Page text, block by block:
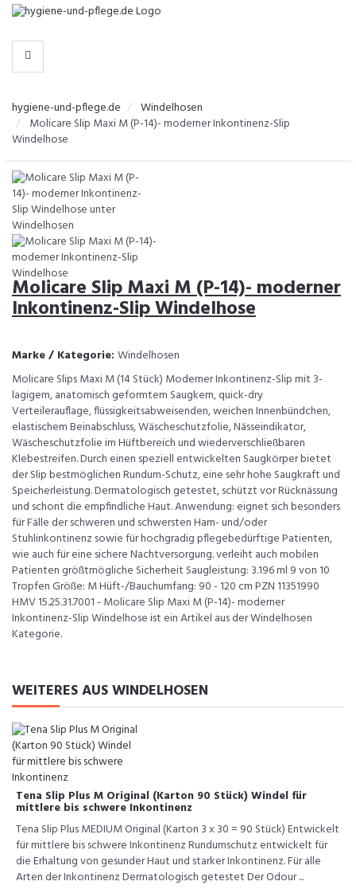
-
KATEGORIEN
hygiene-und-pflege.de
Windelhosen
Molicare Slip Maxi M (P-14)- moderner Inkontinenz-Slip
Windelhose
Molicare Slip Maxi M (P-14)- moderner
Inkontinenz-Slip Windelhose
Marke / Kategorie: Windelhosen
Molicare Slips Maxi M (14 Stück) Moderner Inkontinenz-Slip mit 3-
lagigem, anatomisch geformtem Saugkern, quick-dry
Verteilerauflage, flüssigkeitsabweisenden, weichen Innenbündchen,
elastischem Beinabschluss, Wäscheschutzfolie, Nässeindikator,
Wäscheschutzfolie im Hüftbereich und wiederverschließbaren
Klebestreifen. Durch einen speziell entwickelten Saugkörper bietet
der Slip bestmöglichen Rundum-Schutz, eine sehr hohe Saugkraft und
Speicherleistung. Dermatologisch getestet, schützt vor Rücknässung
und schont die empfindliche Haut. Anwendung: eignet sich besonders
für Fälle der schweren und schwersten Harn- und/oder
Stuhlinkontinenz sowie für hochgradig pflegebedürftige Patienten,
wie auch für eine sichere Nachtversorgung. verleiht auch mobilen
Patienten größtmögliche Sicherheit Saugleistung: 3.196 ml 9 von 10
Tropfen Größe: M Hüft-/Bauchumfang: 90 - 120 cm PZN 11351990
HMV 15.25.31.7001 - Molicare Slip Maxi M (P-14)- moderner
Inkontinenz-Slip Windelhose ist ein Artikel aus der Windelhosen
Kategorie.
WEITERES AUS WINDELHOSEN
Tena Slip Plus M Original (Karton 90 Stück) Windel für
mittlere bis schwere Inkontinenz
Tena Slip Plus MEDIUM Original (Karton 3 x 30 = 90 Stück) Entwickelt
für mittlere bis schwere Inkontinenz Rundumschutz entwickelt für
die Erhaltung von gesunder Haut und starker Inkontinenz. Für alle
Arten der Inkontinenz Dermatologisch getestet Der Odour ...